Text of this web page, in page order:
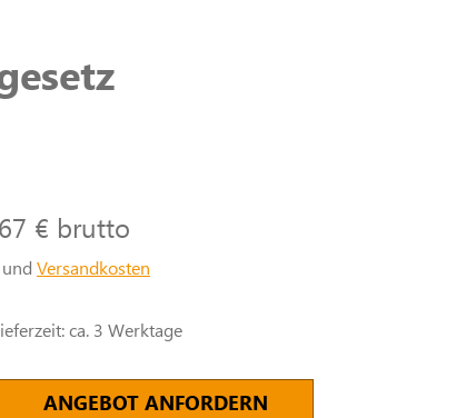
€ brutto
Versandkosten
ca. 3 Werktage
Gib den gewünschten Wert ein
ANGEBOT ANFORDERN